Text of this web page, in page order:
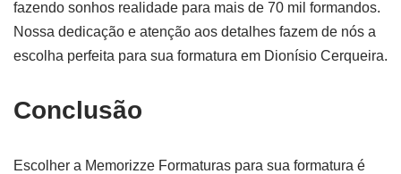
fazendo sonhos realidade para mais de 70 mil formandos.
Nossa dedicação e atenção aos detalhes fazem de nós a
escolha perfeita para sua formatura em Dionísio Cerqueira.
Conclusão
Escolher a Memorizze Formaturas para sua formatura é